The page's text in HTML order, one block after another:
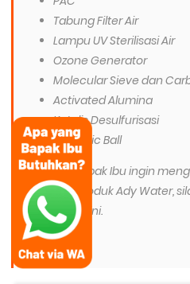
Tabung Filter Air
Lampu UV Sterilisasi Air
Ozone Generator
Molecular Sieve dan
Activated Alumina
Katalis Desulfurisasi
Ceramic Ball
Dan jika Bapak Ibu ingin
tentang produk Ady Water,
link berikut ini.
Catalog